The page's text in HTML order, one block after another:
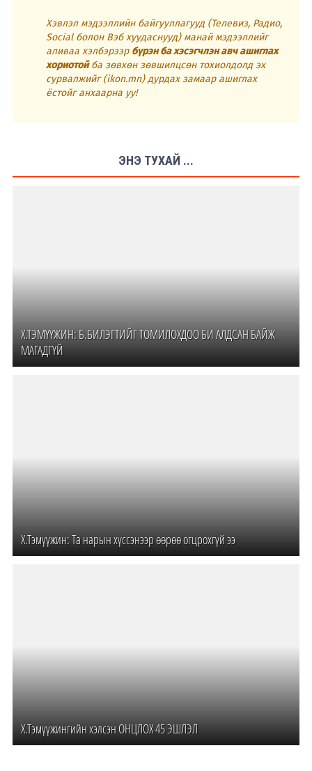
Хэвлэл мэдээллийн байгууллагууд (Телевиз, Радио,
Social болон Вэб хуудаснууд) манай мэдээллийг
аливаа хэлбэрээр бүрэн ба хэсэгчлэн авч ашиглах
хориотойба зөвхөн зөвшилцсөн тохиолдолд эх
сурвалжийг (ikon.mn) дурдах замаар ашиглах
ёстойг анхаарна уу!
ЭНЭ ТУХАЙ ...
Х.ТЭМҮҮЖИН: Б.БИЛЭГТИЙГ ТОМИЛОХДОО БИ АЛДСАН БАЙЖ
МАГАДГҮЙ
Х.Тэмүүжин: Та нарын хүссэнээр өөрөө огцрохгүй ээ
Х.Тэмүүжингийн хэлсэн ОНЦЛОХ 45 ЭШЛЭЛ